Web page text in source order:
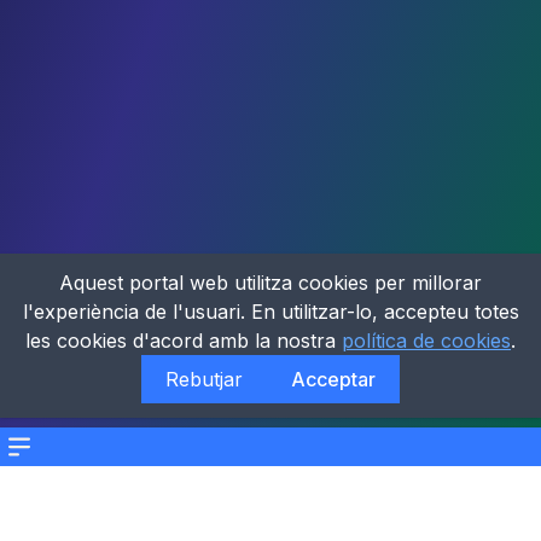
Menu
Aquest portal web utilitza cookies per millorar
l'experiència de l'usuari. En utilitzar-lo, accepteu totes
les cookies d'acord amb la nostra política de cookies.
Rebutjar
Acceptar